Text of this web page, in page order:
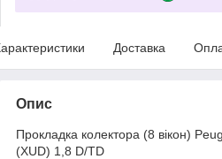
Доставка
Опис
Прокладка колектора (8 вікон)
(XUD) 1,8 D/TD